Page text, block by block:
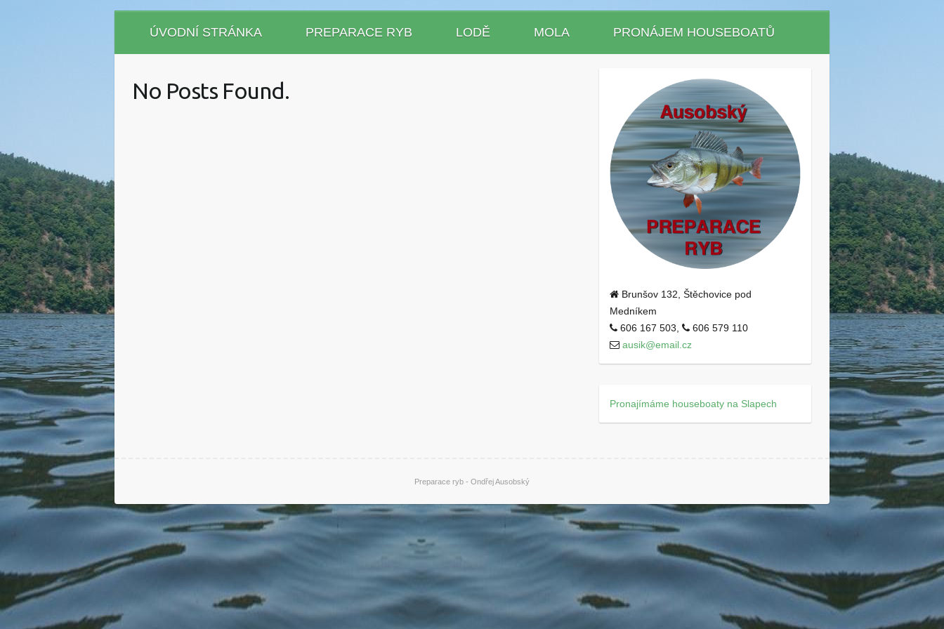
ÚVODNÍ STRÁNKA PREPARACE RYB LODĚ MOLA PRONÁJEM HOUSEBOATŮ
No Posts Found.
Brunšov 132, Štěchovice pod
Medníkem
606 167 503,
606 579 110
ausik@email.cz
Pronajímáme houseboaty na Slapech
Preparace ryb - Ondřej Ausobský